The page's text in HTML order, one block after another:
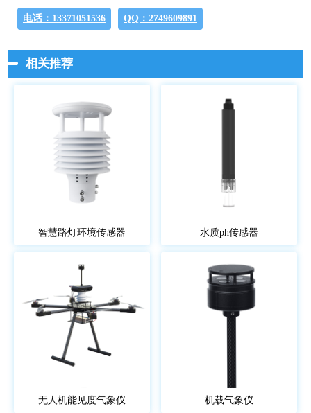
电话：13371051536 QQ：2749609891
相关推荐
智慧路灯环境传感器 水质ph传感器
无人机能见度气象仪 机载气象仪